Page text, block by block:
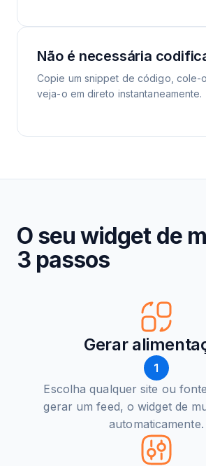
Não é necessária
Copie um snippet de código, cole-
veja-o em direto instantaneamente.
O seu widget de
3 passos
Gerar
1
Escolha qualquer site ou
gerar um feed, o widget de
automaticamente.